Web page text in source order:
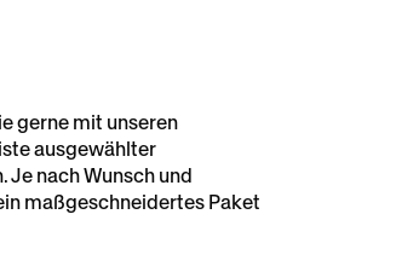
gerne mit unseren
ausgewählter
nach Wunsch und
maßgeschneidertes Paket